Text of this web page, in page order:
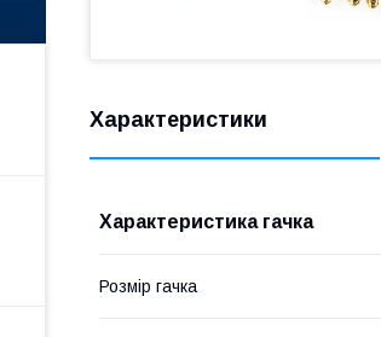
Характеристики
Характеристика гачка
Розмір гачка